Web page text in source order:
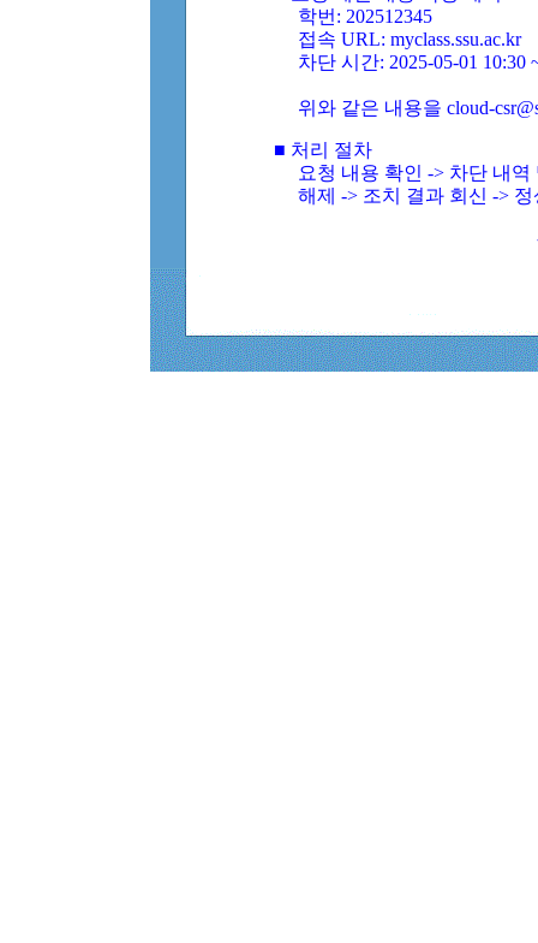
학번: 202512345
접속 URL: myclass.ssu.ac.kr
차단 시간: 2025-05-01 10:30
위와 같은 내용을 cloud-
■ 처리 절차
요청 내용 확인 -> 차단 내
해제 -> 조치 결과 회신 ->